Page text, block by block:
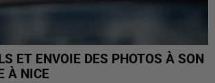
ET ENVOIE DES PHOTOS À SON
À NICE